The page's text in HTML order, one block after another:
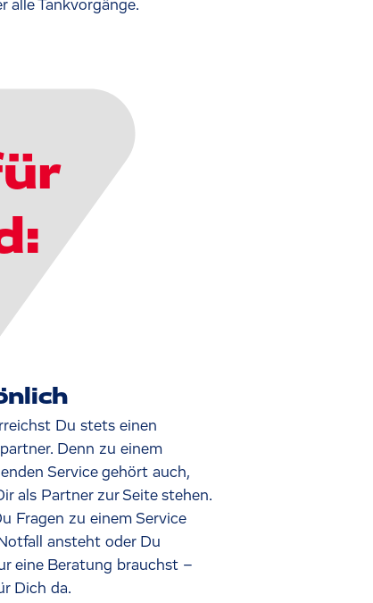
alle Tankvorgänge.
Du stets einen
Denn zu einem
Service gehört auch,
als Partner zur Seite stehen.
Fragen zu einem Service
ansteht oder Du
eine Beratung brauchst –
Dich da.